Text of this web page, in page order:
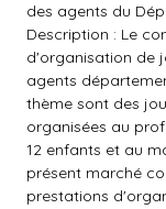
des agents du
Description : Le
d'organisation de
agents
thème sont des
organisées au
12 enfants et au
présent marché
prestations